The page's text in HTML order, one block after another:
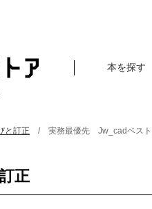
本を探す
と訂正 実務最優先 Jw_cadベスト
正